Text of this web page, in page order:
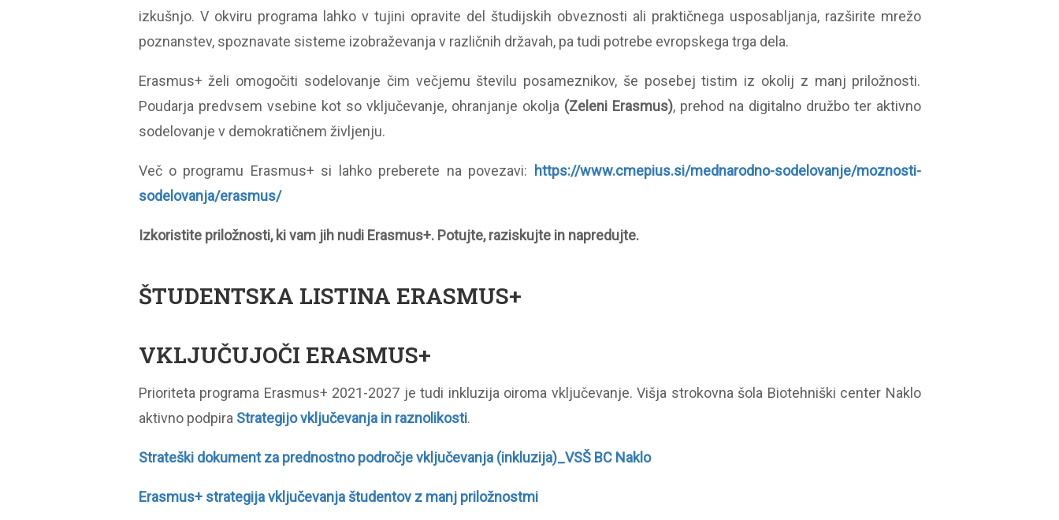
izkušnjo. V okviru programa lahko v tujini opravite del študijskih obveznosti ali praktičnega usposabljanja, razširite mrežo
poznanstev, spoznavate sisteme izobraževanja v različnih državah, pa tudi potrebe evropskega trga dela.
Erasmus+ želi omogočiti sodelovanje čim večjemu številu posameznikov, še posebej tistim iz okolij z manj priložnosti.
Poudarja predvsem vsebine kot so vključevanje, ohranjanje okolja (Zeleni Erasmus), prehod na digitalno družbo ter aktivno
sodelovanje v demokratičnem življenju.
Več o programu Erasmus+ si lahko preberete na povezavi: https://www.cmepius.si/mednarodno-sodelovanje/moznosti-
sodelovanja/erasmus/
Izkoristite priložnosti, ki vam jih nudi Erasmus+. Potujte, raziskujte in napredujte.
ŠTUDENTSKA LISTINA ERASMUS+
VKLJUČUJOČI ERASMUS+
Prioriteta programa Erasmus+ 2021-2027 je tudi inkluzija oiroma vključevanje. Višja strokovna šola Biotehniški center Naklo
aktivno podpira Strategijo vključevanja in raznolikosti.
Strateški dokument za prednostno področje vključevanja (inkluzija)_VSŠ BC Naklo
Erasmus+ strategija vključevanja študentov z manj priložnostmi